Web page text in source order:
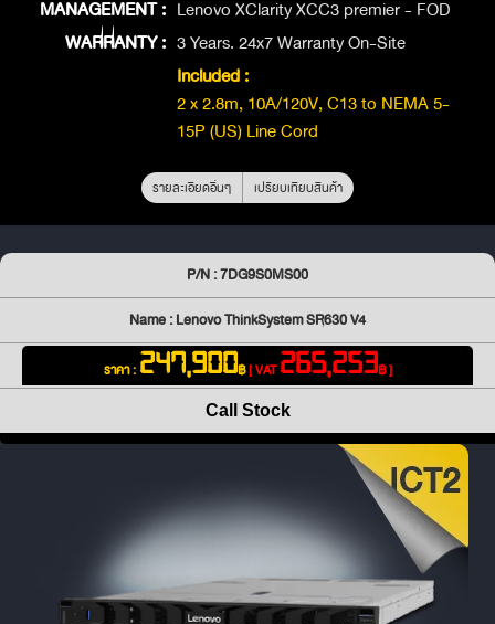
MANAGEMENT : Lenovo XClarity XCC3 premier - FOD
WARRANTY : 3 Years. 24x7 Warranty On-Site
Included :
2 x 2.8m, 10A/120V, C13 to NEMA 5-
15P (US) Line Cord
รายละเอียดอื่นๆ เปรียบเทียบสินค้า
P/N : 7DG9S0MS00
Name : Lenovo ThinkSystem SR630 V4
ราคา : 247,900฿[ VAT265,253฿ ]
Call Stock